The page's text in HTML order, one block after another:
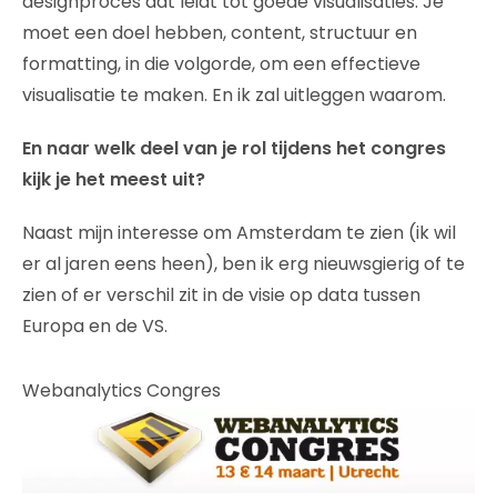
moet een doel hebben, content, structuur en
formatting, in die volgorde, om een effectieve
visualisatie te maken. En ik zal uitleggen waarom.
En naar welk deel van je rol tijdens het congres
kijk je het meest uit?
Naast mijn interesse om Amsterdam te zien (ik wil
er al jaren eens heen), ben ik erg nieuwsgierig of te
zien of er verschil zit in de visie op data tussen
Europa en de VS.
Webanalytics Congres